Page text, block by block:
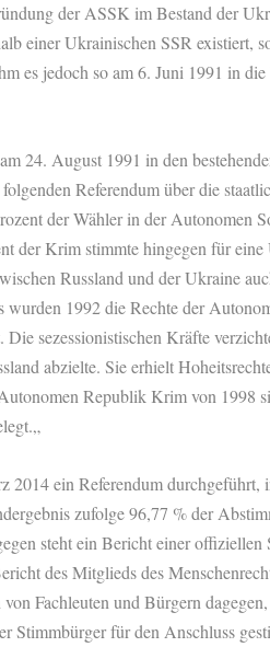
der ASSK im Bestand der
einer Ukrainischen SSR existiert,
es jedoch so am 6. Juni 1991 in
24. August 1991 in den
Referendum über die
der Wähler in der Autonomen
der Krim stimmte hingegen für
Russland und der Ukraine
wurden 1992 die Rechte der
Die sezessionistischen Kräfte
abzielte. Sie erhielt
Republik Krim von 1998
2014 ein Referendum durchgeführt,
zufolge 96,77 % der
steht ein Bericht einer offiziellen
des Mitglieds des
Fachleuten und Bürgern
für den Anschluss